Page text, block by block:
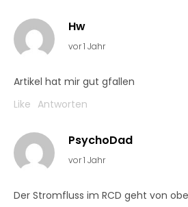
Hw
vor 1 Jahr
Artikel hat mir gut gfallen
Like Antworten
PsychoDad
vor 1 Jahr
Der Stromfluss im RCD geht von